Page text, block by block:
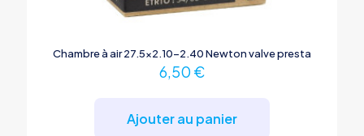
Chambre à air 27.5×2.10-2.40 Newton valve presta
6,50 €
Ajouter au panier